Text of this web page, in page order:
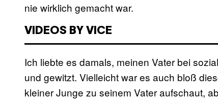
nie wirklich gemacht war.
VIDEOS BY VICE
Ich liebte es damals, meinen Vater bei
und gewitzt. Vielleicht war es auch bloß
kleiner Junge zu seinem Vater aufschaut,